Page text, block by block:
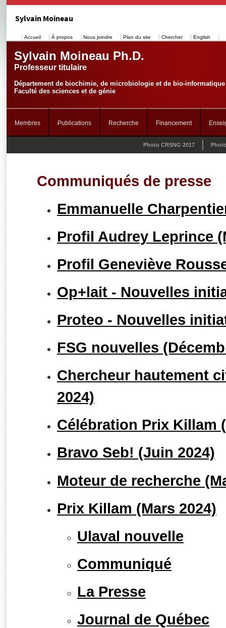
Sylvain Moineau
Accueil À propos Nous joindre Plan du site Chercher English
Sylvain Moineau Ph.D.
Professeur titulaire
Département de biochimie, de microbiologie et de bio-informatique
Faculté des sciences et de génie
Membres Publications Recherche Financement
Photo CRSNG 2017
Communiqués de presse
Emmanuelle
Profil Audrey Leprince
Profil Geneviève
Op+lait - Nouvelles
Proteo - Nouvelles
FSG nouvelles
Chercheur hautement
2024)
Célébration Prix Killam
Bravo Seb! (Juin 2024)
Moteur de recherche
Prix Killam (Mars 2024)
Ulaval nouvelle
Communiqué
La Presse
Journal de Québec